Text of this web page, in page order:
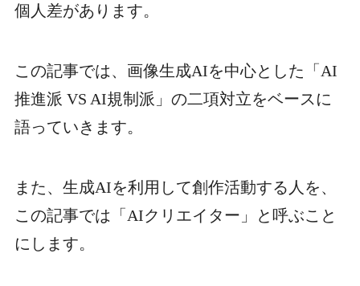
個人差があります。
この記事では、画像生成AIを中心とした「AI
推進派 VS AI規制派」の二項対立をベースに
語っていきます。
また、生成AIを利用して創作活動する人を、
この記事では「AIクリエイター」と呼ぶこと
にします。